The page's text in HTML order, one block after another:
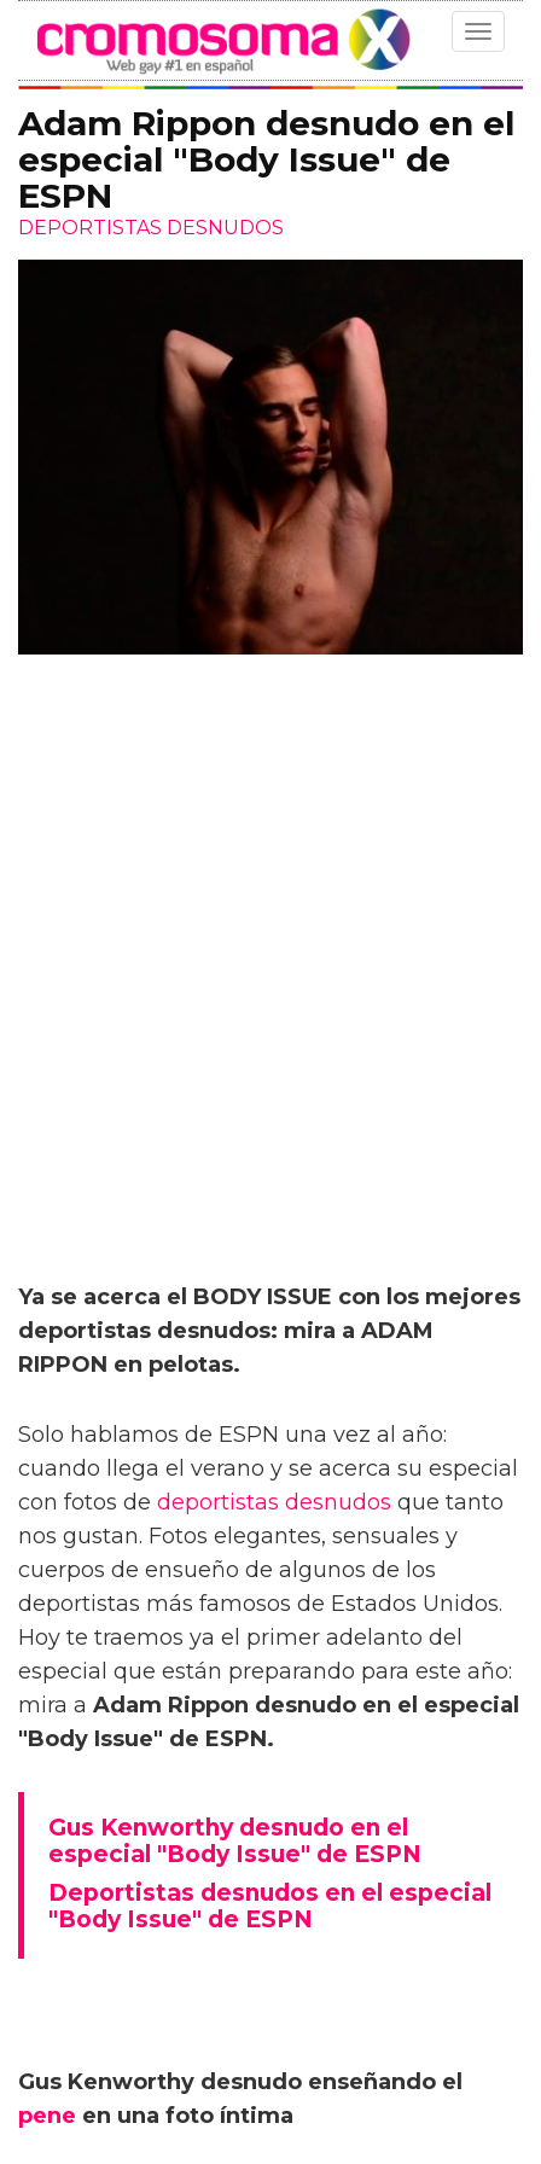
Toggle
Adam Rippon desnudo en el
especial "Body Issue" de
ESPN
DEPORTISTAS DESNUDOS
Ya se acerca el BODY ISSUE con los mejores
deportistas desnudos: mira a ADAM
RIPPON en pelotas.
Solo hablamos de ESPN una vez al año:
cuando llega el verano y se acerca su especial
con fotos de deportistas desnudos que tanto
nos gustan. Fotos elegantes, sensuales y
cuerpos de ensueño de algunos de los
deportistas más famosos de Estados Unidos.
Hoy te traemos ya el primer adelanto del
especial que están preparando para este año:
mira a Adam Rippon desnudo en el especial
"Body Issue" de ESPN.
Gus Kenworthy desnudo en el
especial "Body Issue" de ESPN
Deportistas desnudos en el especial
"Body Issue" de ESPN
Gus Kenworthy desnudo enseñando el
pene en una foto íntima